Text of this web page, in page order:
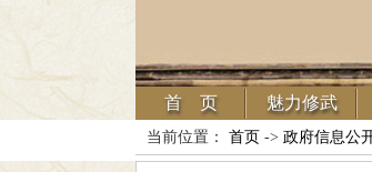
首 页 魅力修武
当前位置： 首页 -> 政府信息公